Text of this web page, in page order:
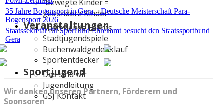
"bewegte Kinder =
gesündere Kinder"
Veranstaltungen
Anstehende Events
Stadtjugendspiele
Buchenwaldgedenklauf
Sportentdecker
Sportjugend
Das sind wir
Jugendleitung
GSJ Kontakt
35 Jahre Bogensport in Gera – Deutsche Meisterschaft Para-
Bogensport 2026
Staatssekretär für Sport und Ehrenamt besucht den Staatssportbund
Gera
Wir danken unseren Partnern, Förderern und
Sponsoren